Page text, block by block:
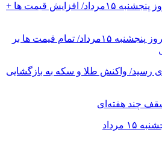
قیمت طلا، دلار و سکه امروز پنجشنبه ۱۵مرداد/ افزایش قیمت ها +
قیمت طلا و سکه امروز پنجشنبه ۱۵مرداد/ تمام قیمت ها بر
رسید/ واکنش طلا و سکه به بازگشایی
چند هفته‌ای
مرداد